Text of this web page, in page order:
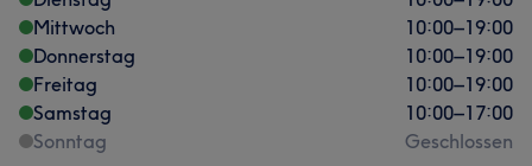
Mittwoch
10:00–19:00
Donnerstag
10:00–19:00
Freitag
10:00–19:00
Samstag
10:00–17:00
Sonntag
Geschlossen